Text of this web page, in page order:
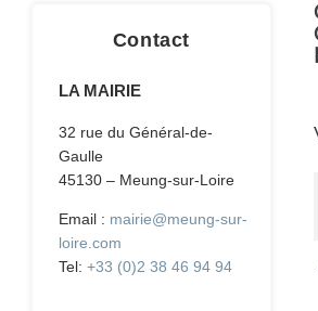
Contact
LA MAIRIE
32 rue du Général-de-
Gaulle
45130 – Meung-sur-Loire
Email : mairie@meung-sur-
loire.com
Tel:+33 (0)2 38 46 94 94